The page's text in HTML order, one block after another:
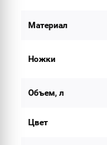
Материал
Ножки
Объем, л
Цвет